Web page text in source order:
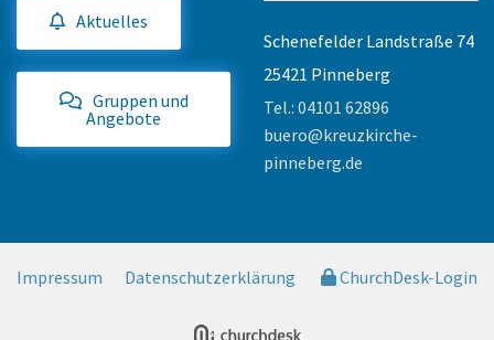
Aktuelles
Gruppen und
Angebote
Schenefelder Landstraße 74
25421 Pinneberg
Tel.: 04101 62896
buero@kreuzkirche-
pinneberg.de
Impressum Datenschutzerklärung ChurchDesk-Login